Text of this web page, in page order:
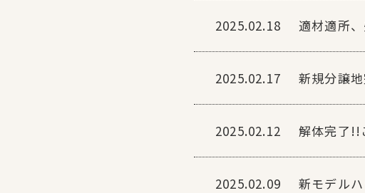
2025.02.18 適材適所
2025.02.17 新規分譲
2025.02.12 解体完了!!
2025.02.09 新モデル